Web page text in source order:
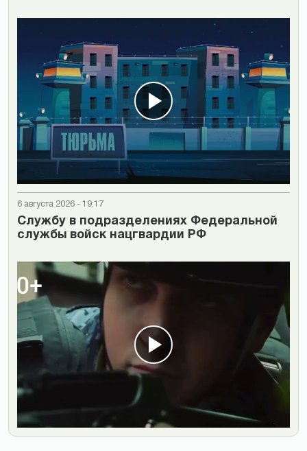
6 августа 2026 - 19:17
Cлужбу в подразделениях Федеральной
службы войск нацгвардии РФ